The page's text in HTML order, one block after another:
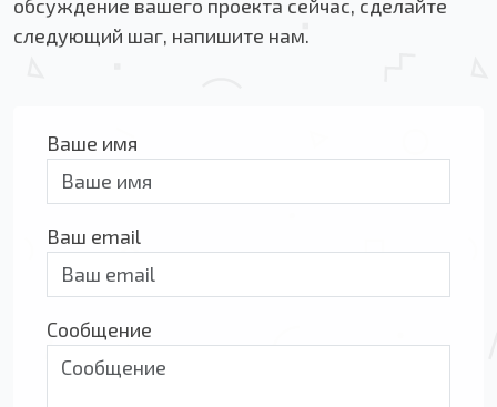
обсуждение вашего проекта сейчас, сделайте
следующий шаг, напишите нам.
Ваше имя
Ваш email
Сообщение